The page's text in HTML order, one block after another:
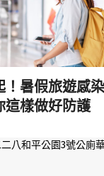
！暑假旅遊感
樣做好防護